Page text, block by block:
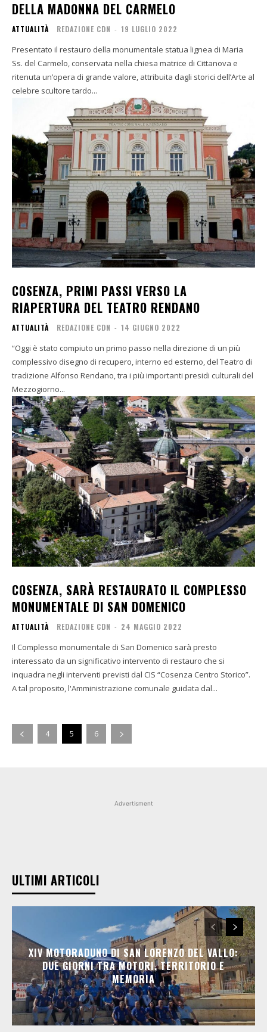
DELLA MADONNA DEL CARMELO
ATTUALITÀ REDAZIONE CDN - 19 LUGLIO 2022
Presentato il restauro della monumentale statua lignea di Maria
Ss. del Carmelo, conservata nella chiesa matrice di Cittanova e
ritenuta un’opera di grande valore, attribuita dagli storici dell’Arte al
celebre scultore tardo...
COSENZA, PRIMI PASSI VERSO LA
RIAPERTURA DEL TEATRO RENDANO
ATTUALITÀ REDAZIONE CDN - 14 GIUGNO 2022
“Oggi è stato compiuto un primo passo nella direzione di un più
complessivo disegno di recupero, interno ed esterno, del Teatro di
tradizione Alfonso Rendano, tra i più importanti presidi culturali del
Mezzogiorno...
COSENZA, SARÀ RESTAURATO IL COMPLESSO
MONUMENTALE DI SAN DOMENICO
ATTUALITÀ REDAZIONE CDN - 24 MAGGIO 2022
Il Complesso monumentale di San Domenico sarà presto
interessato da un significativo intervento di restauro che si
inquadra negli interventi previsti dal CIS “Cosenza Centro Storico”.
A tal proposito, l'Amministrazione comunale guidata dal...
4 5 6
Advertisment
ULTIMI ARTICOLI
XIV MOTORADUNO DI SAN LORENZO DEL VALLO:
DUE GIORNI TRA MOTORI, TERRITORIO E
MEMORIA